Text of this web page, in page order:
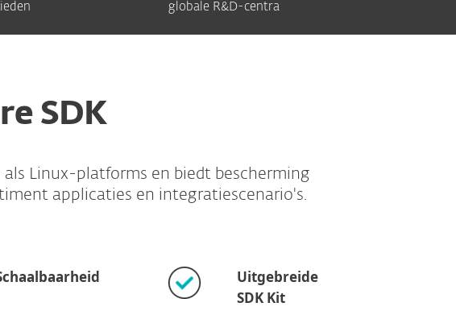
globale R&D-centra
SDK
Linux-platforms en biedt bescherming
applicaties en integratiescenario's.
Uitgebreide
SDK Kit